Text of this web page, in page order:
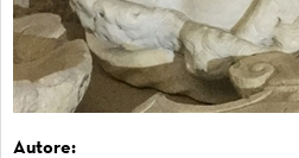
Autore: